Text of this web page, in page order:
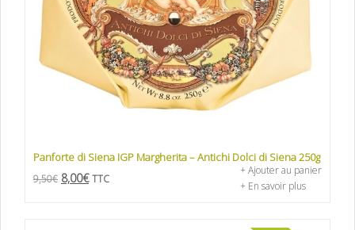
Panforte di Siena IGP Margherita – Antichi Dolci di Siena 250g
9,50€ 8,00€ TTC
+ Ajouter au panier
+ En savoir plus